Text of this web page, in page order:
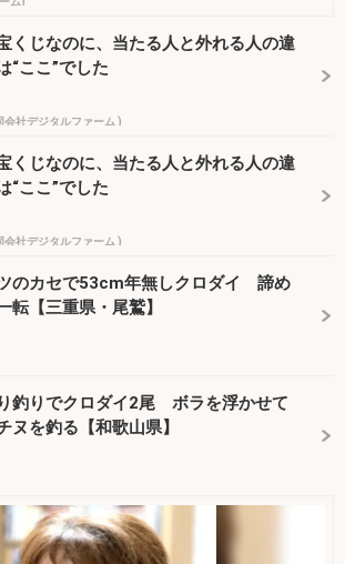
くじなのに、当たる人と外れる人の違
“ここ”でした
会社デジタルファーム )
くじなのに、当たる人と外れる人の違
“ここ”でした
会社デジタルファーム )
のカセで53cm年無しクロダイ 諦め
転【三重県・尾鷲】
釣りでクロダイ2尾 ボラを浮かせて
ヌを釣る【和歌山県】